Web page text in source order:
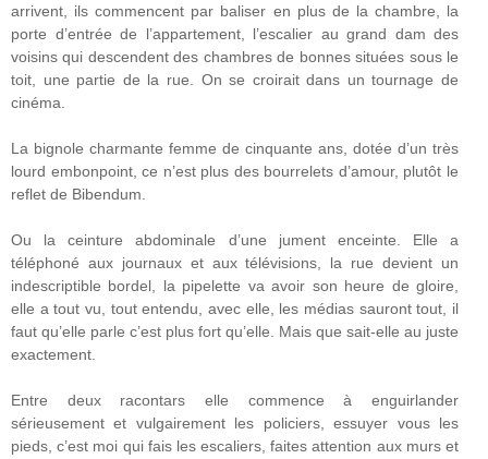
arrivent, ils commencent par baliser en plus de la chambre, la
porte d’entrée de l’appartement, l’escalier au grand dam des
voisins qui descendent des chambres de bonnes situées sous le
toit, une partie de la rue. On se croirait dans un tournage de
cinéma.
La bignole charmante femme de cinquante ans, dotée d’un très
lourd embonpoint, ce n’est plus des bourrelets d’amour, plutôt le
reflet de Bibendum.
Ou la ceinture abdominale d’une jument enceinte. Elle a
téléphoné aux journaux et aux télévisions, la rue devient un
indescriptible bordel, la pipelette va avoir son heure de gloire,
elle a tout vu, tout entendu, avec elle, les médias sauront tout, il
faut qu’elle parle c’est plus fort qu’elle. Mais que sait-elle au juste
exactement.
Entre deux racontars elle commence à enguirlander
sérieusement et vulgairement les policiers, essuyer vous les
pieds, c’est moi qui fais les escaliers, faites attention aux murs et